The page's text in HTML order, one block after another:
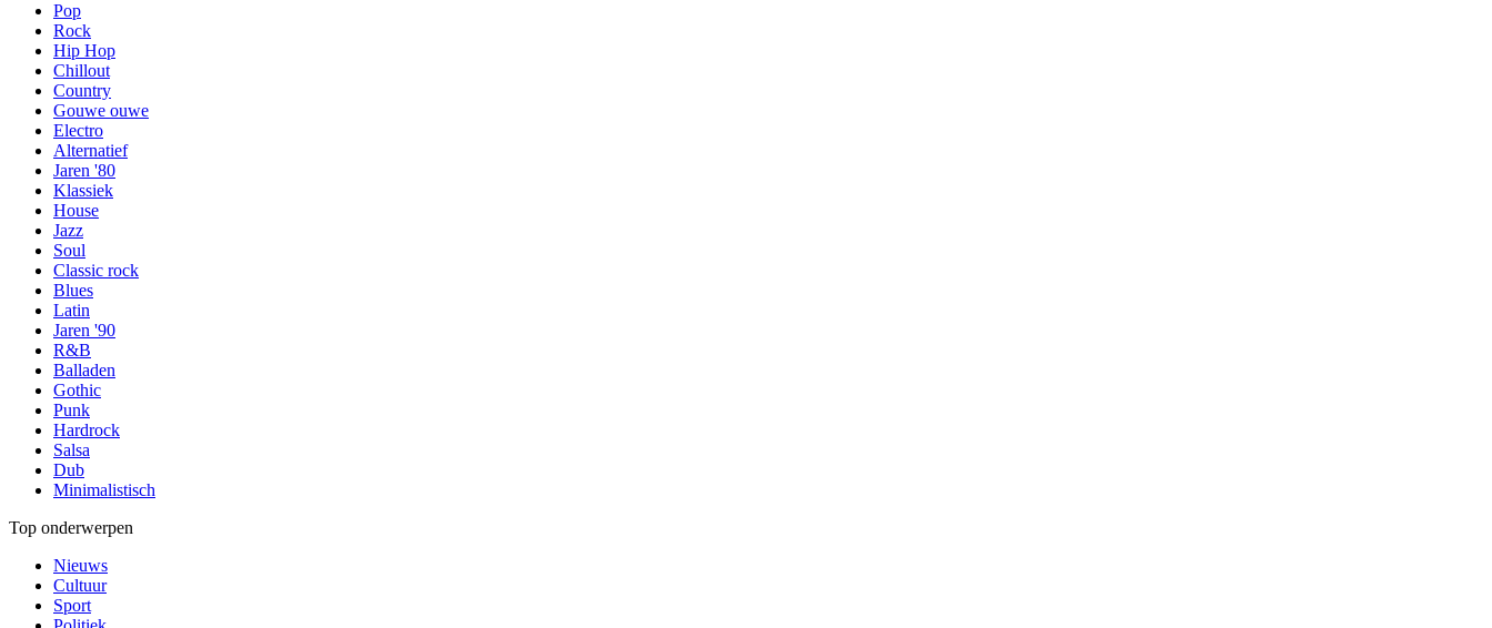
Pop
Rock
Hip Hop
Chillout
Country
Gouwe ouwe
Electro
Alternatief
Jaren '80
Klassiek
House
Jazz
Soul
Classic rock
Blues
Latin
Jaren '90
R&B
Balladen
Gothic
Punk
Hardrock
Salsa
Dub
Minimalistisch
Top onderwerpen
Nieuws
Cultuur
Sport